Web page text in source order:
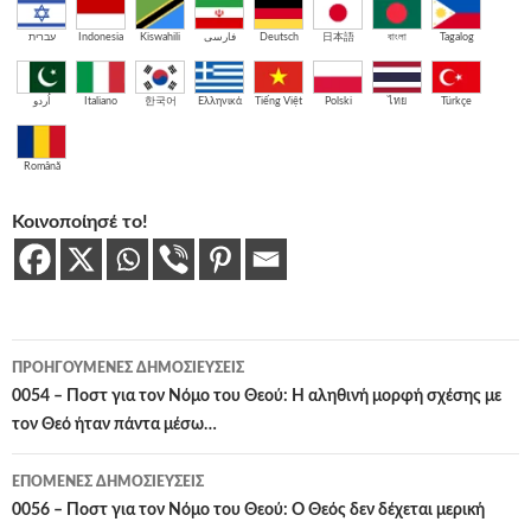
עברית Indonesia Kiswahili فارسی Deutsch 日本語 বাংলা Tagalog
اُردو Italiano 한국어 Ελληνικά Tiếng Việt Polski ไทย Türkçe
Română
Κοινοποίησέ το!
Πλοήγηση
άρθρων
ΠΡΟΗΓΟΎΜΕΝΕΣ ΔΗΜΟΣΙΕΎΣΕΙΣ
0054 – Ποστ για τον Νόμο του Θεού: Η αληθινή μορφή σχέσης με
τον Θεό ήταν πάντα μέσω…
ΕΠΌΜΕΝΕΣ ΔΗΜΟΣΙΕΎΣΕΙΣ
0056 – Ποστ για τον Νόμο του Θεού: Ο Θεός δεν δέχεται μερική